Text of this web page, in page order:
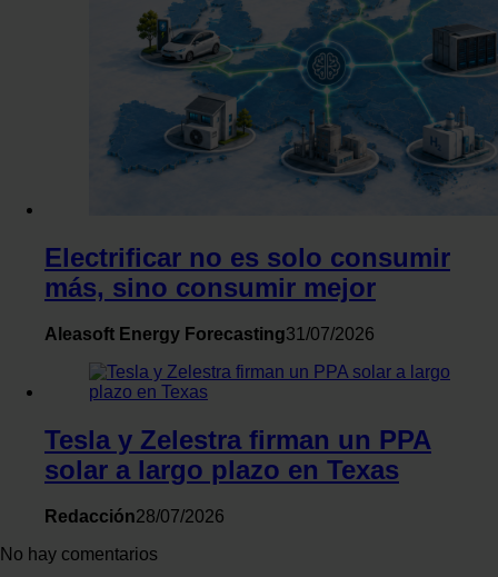
Electrificar no es solo consumir
más, sino consumir mejor
Aleasoft Energy Forecasting31/07/2026
Tesla y Zelestra firman un PPA
solar a largo plazo en Texas
Redacción28/07/2026
No hay comentarios